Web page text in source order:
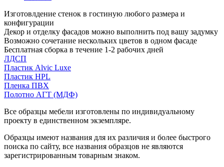
Изготовлдение стенок в гостиную любого размера и
конфигурации
Декор и отделку фасадов можно выполнить под вашу задумку
Возможно сочетание нескольких цветов в одном фасаде
Бесплатная сборка в течение 1-2 рабочих дней
ЛДСП
Пластик Alvic Luxe
Пластик HPL
Пленка ПВХ
Полотно АГТ (МДФ)
Все образцы мебели изготовлены по индивидуальному
проекту в единственном экземпляре.
Образцы имеют названия для их различия и более быстрого
поиска по сайту, все названия образцов не являются
зарегистрированным товарным знаком.